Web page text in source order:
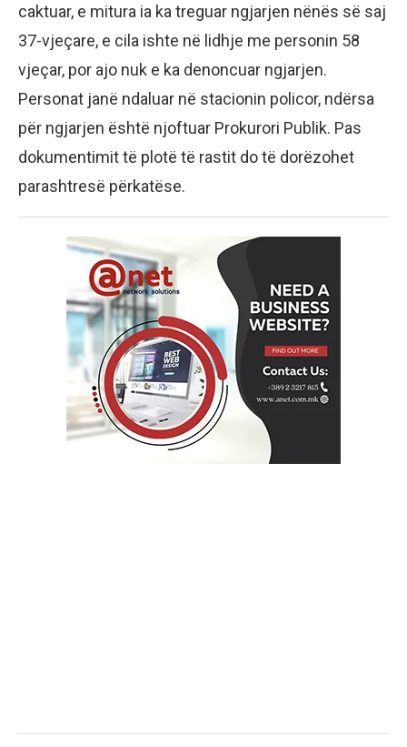
caktuar, e mitura ia ka treguar ngjarjen nënës së saj
37-vjeçare, e cila ishte në lidhje me personin 58
vjeçar, por ajo nuk e ka denoncuar ngjarjen.
Personat janë ndaluar në stacionin policor, ndërsa
për ngjarjen është njoftuar Prokurori Publik. Pas
dokumentimit të plotë të rastit do të dorëzohet
parashtresë përkatëse.